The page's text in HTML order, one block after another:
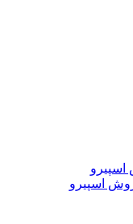
اسپیرو